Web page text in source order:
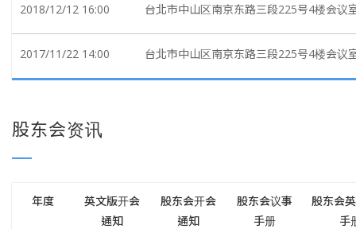
2018/12/12 16:00 台北市中山区南京东路三段225号4楼会议
2017/11/22 14:00 台北市中山区南京东路三段225号4楼会议
股东会资讯
年度
英文版开会
通知
股东会开会
通知
股东会议事
手册
股东会
手